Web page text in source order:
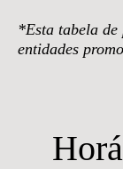
*Esta tabela de
entidades